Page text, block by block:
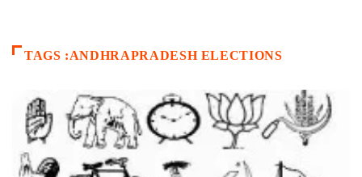
TAGS :ANDHRAPRADESH ELECTIONS